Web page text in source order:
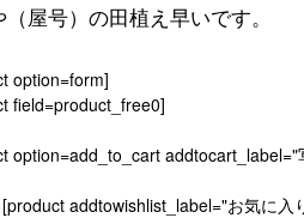
屋号）の田植え早いです。
option=form]
field=product_free0]
option=add_to_cart addtocart_label="
[product addtowishlist_label="お気に入